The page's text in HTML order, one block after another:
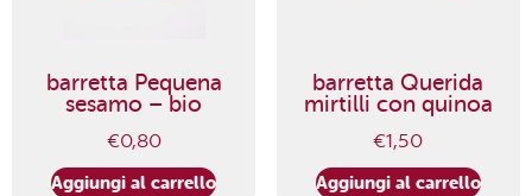
barretta Pequena
sesamo – bio
€0,80
Aggiungi al carrello
barretta Querida
mirtilli con quinoa
€1,50
Aggiungi al carrello